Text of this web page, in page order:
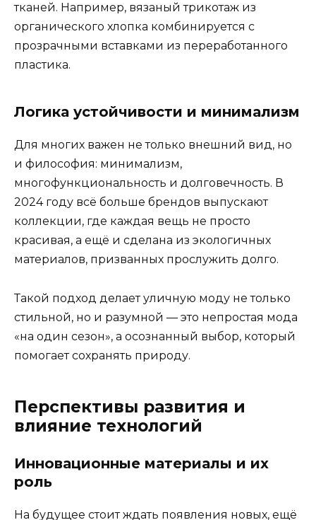
тканей. Например, вязаный трикотаж из
органического хлопка комбинируется с
прозрачными вставками из переработанного
пластика.
Логика устойчивости и минимализм
Для многих важен не только внешний вид, но
и философия: минимализм,
многофункциональность и долговечность. В
2024 году всё больше брендов выпускают
коллекции, где каждая вещь не просто
красивая, а ещё и сделана из экологичных
материалов, призванных прослужить долго.
Такой подход делает уличную моду не только
стильной, но и разумной — это непростая мода
«на один сезон», а осознанный выбор, который
помогает сохранять природу.
Перспективы развития и
влияние технологий
Инновационные материалы и их
роль
На будущее стоит ждать появления новых, ещё